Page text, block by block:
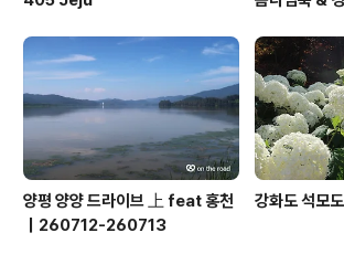
양평 양양 드라이브 上 feat 홍천
｜260712-260713
강화도 석모